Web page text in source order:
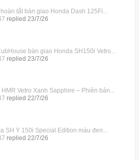
tất bàn giao Honda Dash 125Fi...
replied 23/7/26
bàn giao Honda SH150i Vetro...
replied 23/7/26
Vetro Xanh Sapphire – Phiên bản...
replied 22/7/26
SH Ý 150i Special Edition màu đen...
replied 22/7/26